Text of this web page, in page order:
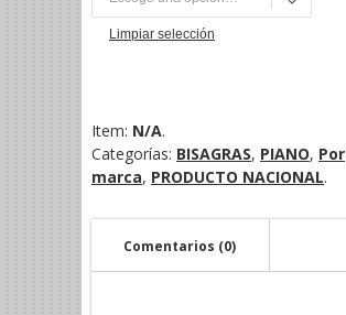
Limpiar selección
UNI
Item: N/A.
Categorías: BISAGRAS, PIANO, Por
marca, PRODUCTO NACIONAL.
Comentarios (0)